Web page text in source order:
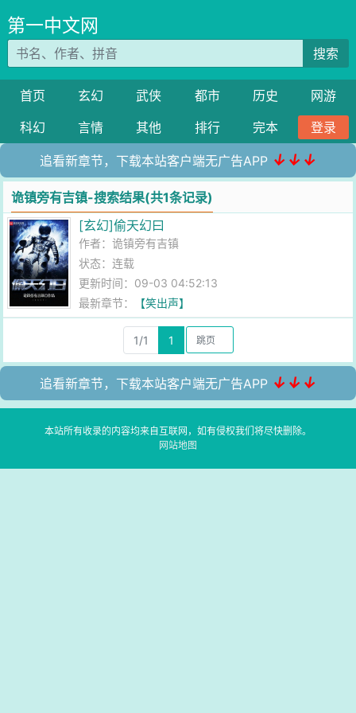
第一中文网
搜索
首页 玄幻 武侠 都市 历史
网游
科幻
言情 其他 排行 完本 登录
追看新章节，下载本站客户端无广告APP ↓↓↓
诡镇旁有吉镇-搜索结果(共1条记录)
[玄幻]偷天幻曰
作者：诡镇旁有吉镇
状态：连载
更新时间：09-03 04:52:13
最新章节：
【笑出声】
1/1 1
追看新章节，下载本站客户端无广告APP ↓↓↓
本站所有收录的内容均来自互联网，如有侵权我们将尽快删除。
网站地图